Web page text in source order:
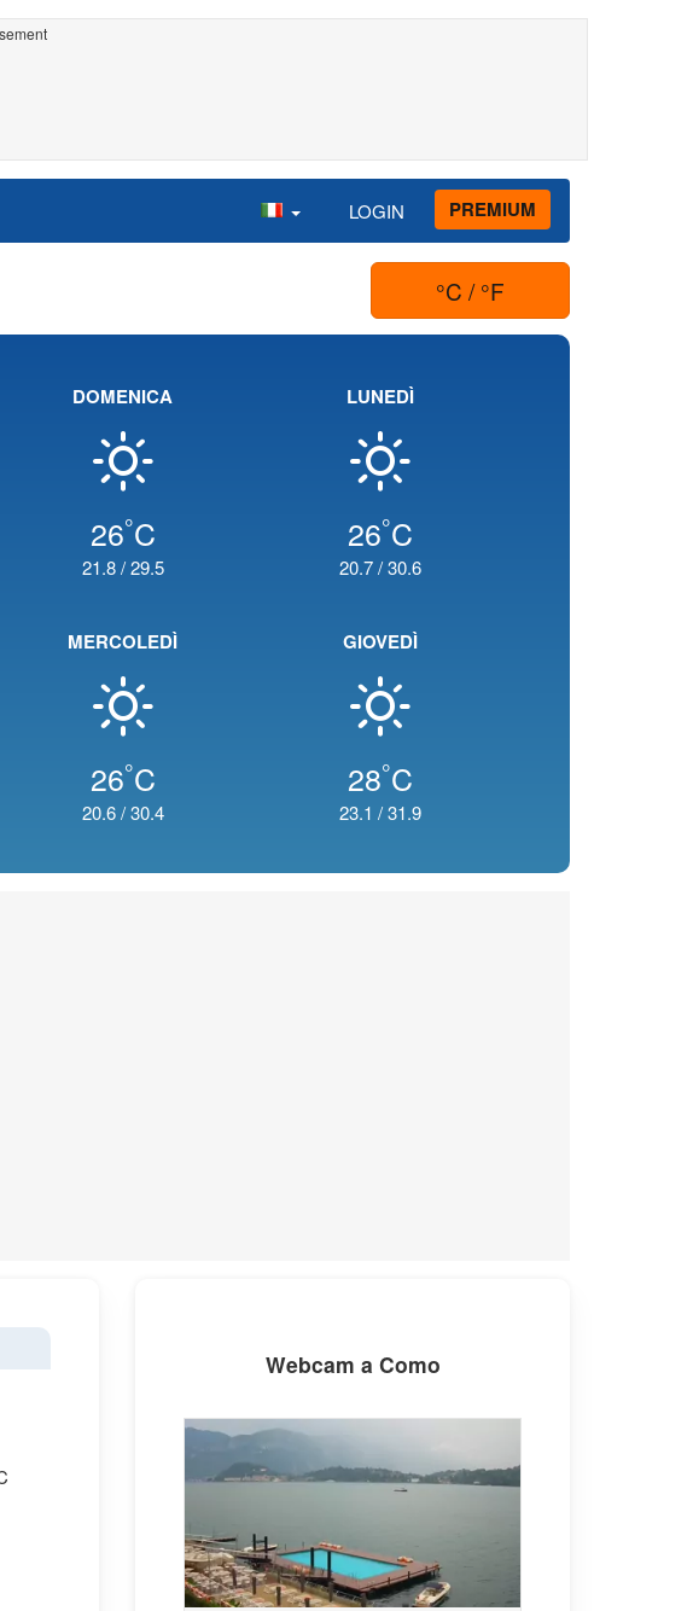
LOGIN PREMIUM
°C / °F
DOMENICA
26°C
21.8/29.5
LUNEDÌ
26°C
20.7/30.6
MERCOLEDÌ
26°C
20.6/30.4
GIOVEDÌ
28°C
23.1 /31.9
Webcam a Como